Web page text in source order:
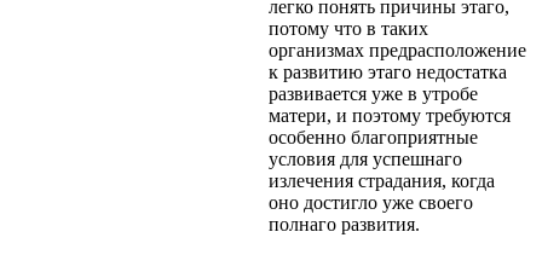
легко понять причины этаго,
потому что в таких
организмах предрасположение
к развитию этаго недостатка
развивается уже в утробе
матери, и поэтому требуются
особенно благоприятные
условия для успешнаго
излечения страдания, когда
оно достигло уже своего
полнаго развития.